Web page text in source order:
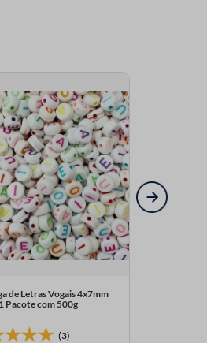
de Letras Vogais 4x7mm
Pacote com 500g
(3)